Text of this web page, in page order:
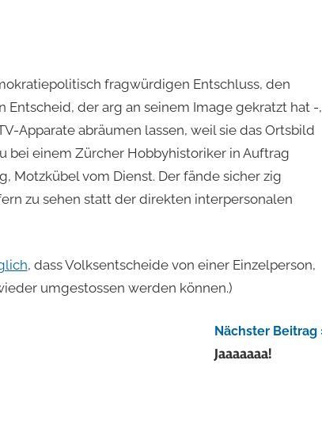
fragwürdigen Entschluss, den
der arg an seinem Image gekratzt hat -,
Apparate abräumen lassen, weil sie das Ortsbild
bei einem Zürcher Hobbyhistoriker in Auftrag
Motzkübel vom Dienst. Der fände sicher zig
zu sehen statt der direkten interpersonalen
, dass Volksentscheide von einer Einzelperson,
umgestossen werden können.)
Nächster Beitrag
Jaaaaaaa!